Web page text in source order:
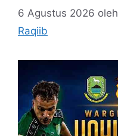
6 Agustus 2026 oleh
Raqiib